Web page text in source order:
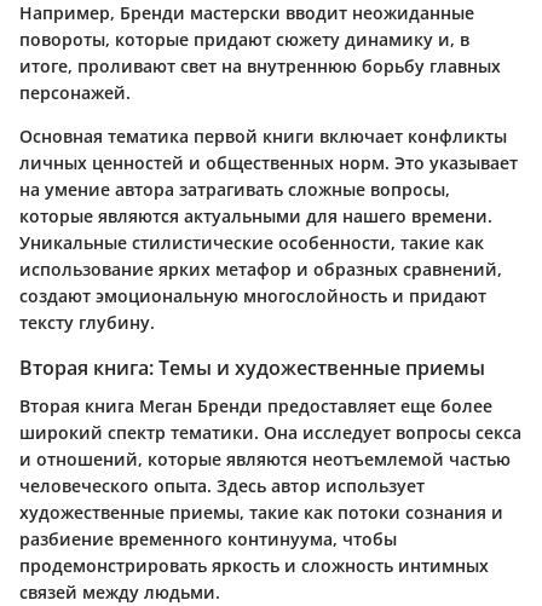
Например, Бренди мастерски вводит неожиданные
повороты, которые придают сюжету динамику и, в
итоге, проливают свет на внутреннюю борьбу главных
персонажей.
Основная тематика первой книги включает конфликты
личных ценностей и общественных норм. Это указывает
на умение автора затрагивать сложные вопросы,
которые являются актуальными для нашего времени.
Уникальные стилистические особенности, такие как
использование ярких метафор и образных сравнений,
создают эмоциональную многослойность и придают
тексту глубину.
Вторая книга: Темы и художественные приемы
Вторая книга Меган Бренди предоставляет еще более
широкий спектр тематики. Она исследует вопросы секса
и отношений, которые являются неотъемлемой частью
человеческого опыта. Здесь автор использует
художественные приемы, такие как потоки сознания и
разбиение временного континуума, чтобы
продемонстрировать яркость и сложность интимных
связей между людьми.